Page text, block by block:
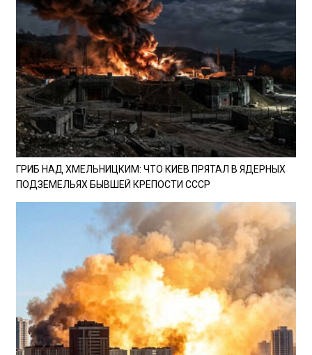
ГРИБ НАД ХМЕЛЬНИЦКИМ: ЧТО КИЕВ ПРЯТАЛ В ЯДЕРНЫХ
ПОДЗЕМЕЛЬЯХ БЫВШЕЙ КРЕПОСТИ СССР